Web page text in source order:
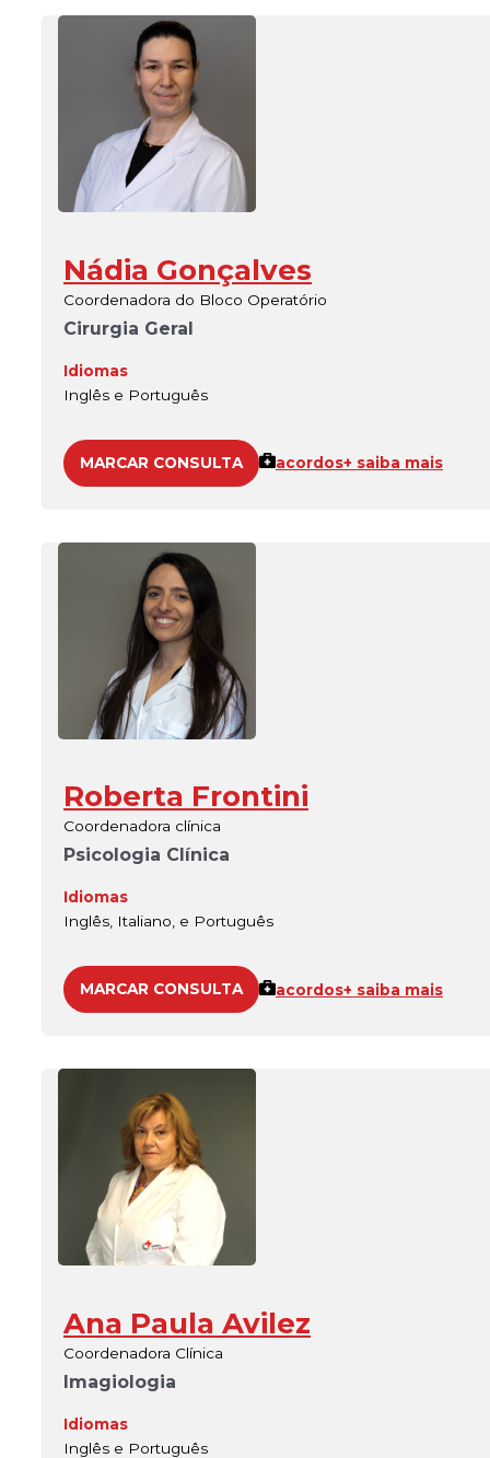
Nádia Gonçalves
Coordenadora do Bloco Operatório
Cirurgia Geral
Idiomas
Inglês e Português
MARCAR CONSULTA acordos+ saiba mais
Roberta Frontini
Coordenadora clínica
Psicologia Clínica
Idiomas
Inglês, Italiano, e Português
MARCAR CONSULTA acordos+ saiba mais
Ana Paula Avilez
Coordenadora Clínica
Imagiologia
Idiomas
Inglês e Português